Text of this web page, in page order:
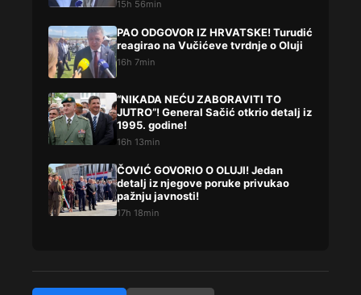
15h 56min
PAO ODGOVOR IZ HRVATSKE! Turudić
reagirao na Vučićeve tvrdnje o Oluji
16h 7min
“NIKADA NEĆU ZABORAVITI TO
JUTRO”! General Sačić otkrio detalj iz
1995. godine!
16h 13min
ČOVIĆ GOVORIO O OLUJI! Jedan
detalj iz njegove poruke privukao
pažnju javnosti!
17h 18min